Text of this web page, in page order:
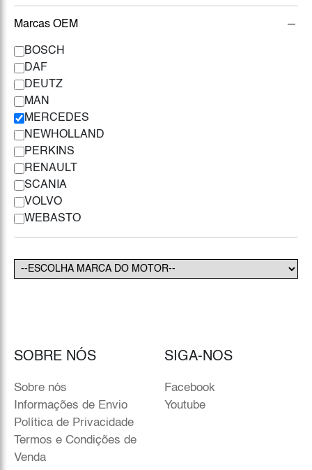
Marcas OEM
BOSCH
DAF
DEUTZ
MAN
MERCEDES
NEWHOLLAND
PERKINS
RENAULT
SCANIA
VOLVO
WEBASTO
SOBRE NÓS
Sobre nós
Informações de Envio
Política de Privacidade
Termos e Condições de
Venda
SIGA-NOS
Facebook
Youtube